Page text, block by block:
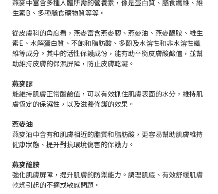
燕麥中富含多種人體所需的營養素，像是蛋白質、膳食纖維、維
生素B、多種膳食礦物質等等。
從皮膚科的角度看，燕麥富含燕麥膠、燕麥油、燕麥醯胺、維生
素E、水解蛋白質、不飽和脂肪酸、多酚及水溶性和非水溶性纖
維等成分。其中的活性保護成份，能有助平衡皮膚酸鹼值，並幫
助維持皮膚的保濕屏障，防止皮膚乾澀。
燕麥膠
能維持肌膚正常酸鹼值，可以有效抓住肌膚表面的水分，維持肌
膚恆定的保濕性，以及滋養修護的效果。
燕麥油
燕麥油中含有和肌膚相近的脂質和脂肪酸，更容易幫助肌膚維持
健康狀態、提升對抗環境傷害的保護力。
燕麥醯胺
強化肌膚屏障，提升肌膚的防禦能力。調理肌底、有效舒緩肌膚
乾燥引起的不適或敏感問題。